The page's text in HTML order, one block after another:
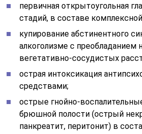
первичная открытоугольная
стадий, в составе
купирование абстинентного
алкоголизме с преобладанием
вегетативно-сосудистых
острая интоксикация
средствами;
острые гнойно-
брюшной полости (острый
панкреатит, перитонит) в